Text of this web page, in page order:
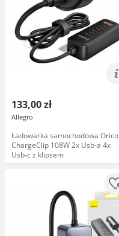
133,00 zł
Allegro
Ładowarka samochodowa Orico
ChargeClip 108W 2x Usb-a 4x
Usb-c z klipsem